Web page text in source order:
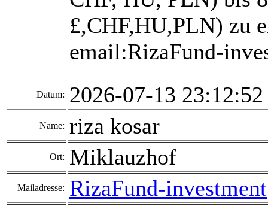
£,CHF,HU,PLN) zu
email:RizaFund-
Datum: 2026-07-13
Name: riza kosar
Ort: Miklauzhof
Mailadresse: RizaFund-